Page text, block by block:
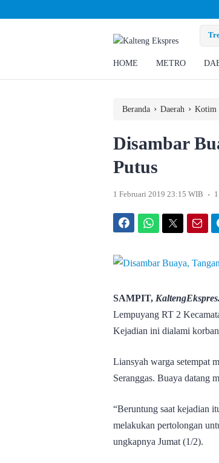
Pastikan Gangguan Listrik karena Persolan Teknis
HOME METRO
Beranda › Daerah › Kotim
Disambar
Putus
1 Februari 2019 23:15 WIB .
SAMPIT,
Lempuyang RT 2
Kejadian ini dialami
Liansyah warga setempat
Seranggas. Buaya datang
“Beruntung saat kejadian
melakukan pertolongan
ungkapnya Jumat (1/2).